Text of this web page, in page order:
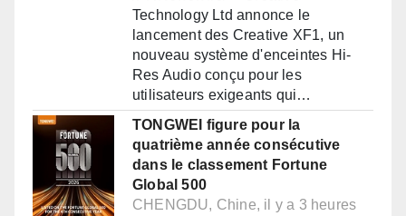
Technology Ltd annonce le
lancement des Creative XF1, un
nouveau système d'enceintes Hi-
Res Audio conçu pour les
utilisateurs exigeants qui…
TONGWEI figure pour la
quatrième année consécutive
dans le classement Fortune
Global 500
CHENGDU, Chine, il y a 3 heures